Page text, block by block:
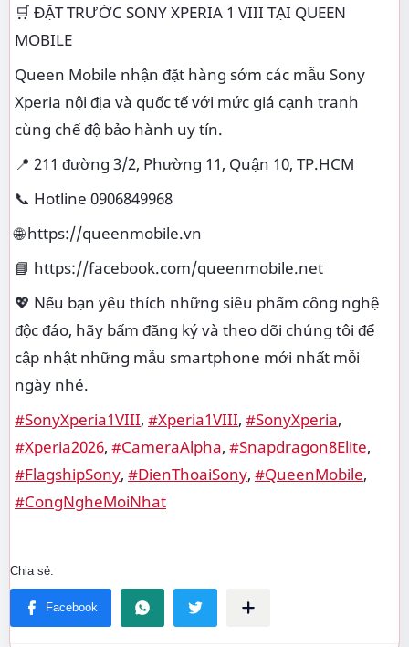
🛒 ĐẶT TRƯỚC SONY XPERIA 1 VIII TẠI QUEEN
MOBILE
Queen Mobile nhận đặt hàng sớm các mẫu Sony
Xperia nội địa và quốc tế với mức giá cạnh tranh
cùng chế độ bảo hành uy tín.
📍 211 đường 3/2, Phường 11, Quận 10, TP.HCM
📞 Hotline 0906849968
🌐 https://queenmobile.vn
📘 https://facebook.com/queenmobile.net
💖 Nếu bạn yêu thích những siêu phẩm công nghệ
độc đáo, hãy bấm đăng ký và theo dõi chúng tôi để
cập nhật những mẫu smartphone mới nhất mỗi
ngày nhé.
#SonyXperia1VIII, #Xperia1VIII, #SonyXperia,
#Xperia2026, #CameraAlpha, #Snapdragon8Elite,
#FlagshipSony, #DienThoaiSony, #QueenMobile,
#CongNgheMoiNhat